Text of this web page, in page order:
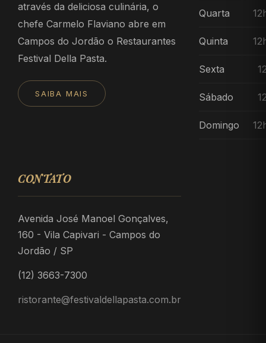
através da deliciosa culinária, o
chefe Carmelo Flaviano abre em
Campos do Jordão o Restaurantes
Festival Della Pasta.
SAIBA MAIS
Quarta
Quinta
Sexta
Sábado
Domingo
CONTATO
Avenida José Manoel Gonçalves,
160 - Vila Capivari - Campos do
Jordão / SP
(12) 3663-7300
ristorante@festivaldellapasta.com.br